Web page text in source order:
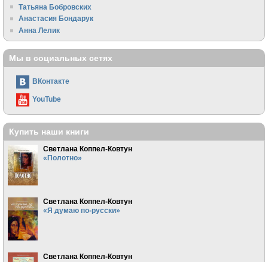
Татьяна Бобровских
Анастасия Бондарук
Анна Лелик
Мы в социальных сетях
ВКонтакте
YouTube
Купить наши книги
Светлана Коппел-Ковтун
«Полотно»
Светлана Коппел-Ковтун
«Я думаю по-русски»
Светлана Коппел-Ковтун